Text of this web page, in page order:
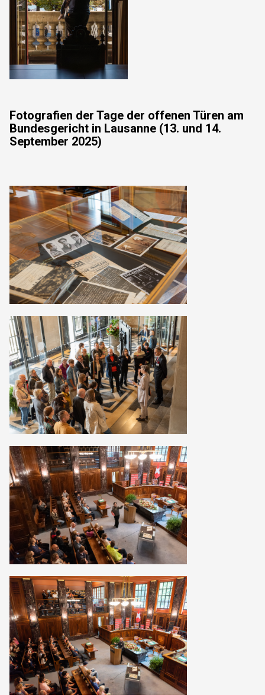
Fotografien der Tage der offenen Türen am
Bundesgericht in Lausanne (13. und 14.
September 2025)